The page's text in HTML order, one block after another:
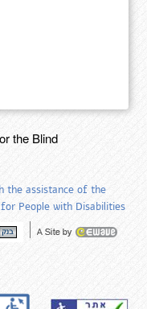
the Blind
the assistance of the
People with Disabilities